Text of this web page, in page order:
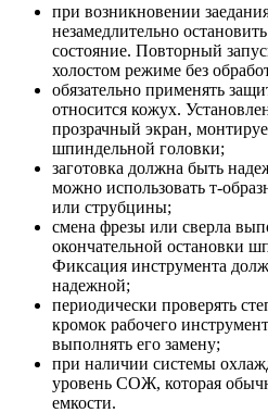
при возникновении
незамедлительно
состояние. Повторный
холостом режиме без
обязательно применять
относится кожух.
прозрачный экран,
шпиндельной головки;
заготовка должна быть
можно использовать т-
или струбцины;
смена фрезы или сверла
окончательной остановки
Фиксация инструмента
надежной;
периодически проверять
кромок рабочего
выполнять его замену;
при наличии системы
уровень СОЖ, которая
емкости.